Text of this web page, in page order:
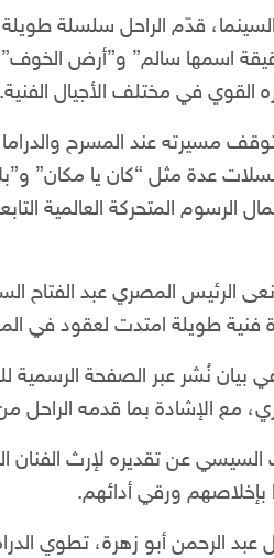
قدّم الراحل سلسلة طويلة
اسمها سالم” و”أرض
القوي في مختلف الأجيال الفنية.
مسيرته عند المسرح والدراما
عدة مثل “كان يا مكان”
الرسوم المتحركة العالمية
الرئيس المصري عبد الفتاح
فنية طويلة امتدت لعقود في
بيان نُشر عبر الصفحة الرسمية
مع الإشادة بما قدمه الراحل
عن تقديره لإرث الفنان
بإخلاصهم ورقي أدائهم.
عبد الرحمن أبو زهرة، تطوي